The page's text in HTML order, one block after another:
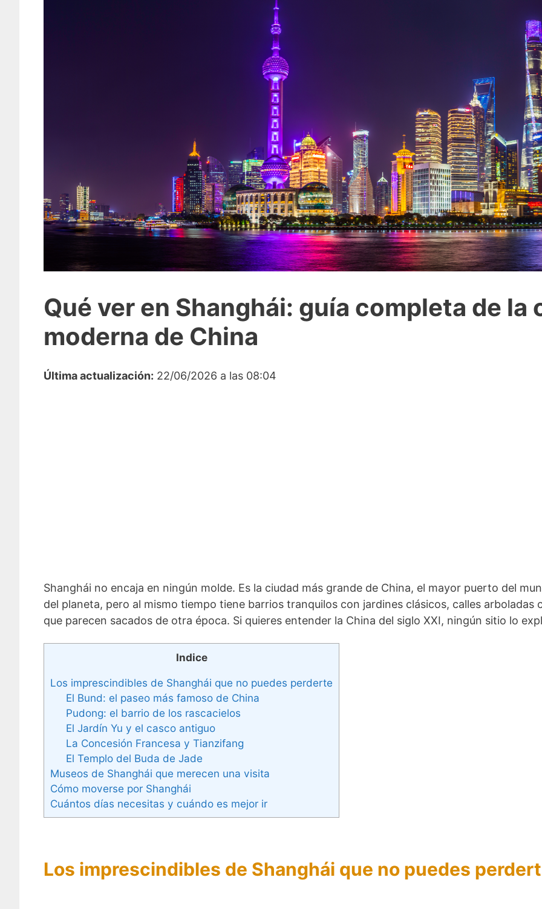
Qué ver en Shanghái: guía completa de la
moderna de China
Última actualización: 22/06/2026 a las 08:04
Shanghái no encaja en ningún molde. Es la ciudad más grande de China, el mayor puerto del
del planeta, pero al mismo tiempo tiene barrios tranquilos con jardines clásicos, calles
que parecen sacados de otra época. Si quieres entender la China del siglo XXI, ningún sitio lo
Indice
Los imprescindibles de Shanghái que no puedes perderte
El Bund: el paseo más famoso de China
Pudong: el barrio de los rascacielos
El Jardín Yu y el casco antiguo
La Concesión Francesa y Tianzifang
El Templo del Buda de Jade
Museos de Shanghái que merecen una visita
Cómo moverse por Shanghái
Cuántos días necesitas y cuándo es mejor ir
Los imprescindibles de Shanghái que no puedes